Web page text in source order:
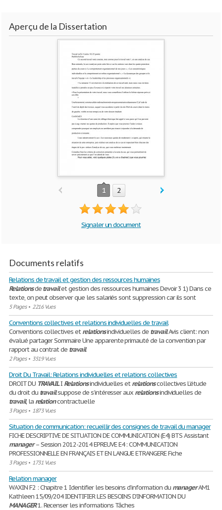
Aperçu de la Dissertation
1 2
Signaler un document
Documents relatifs
Relations de travail et gestion des ressources humaines
Relationsdetravailet gestion des ressources humaines Devoir 3 1) Dans ce
texte, on peut observer que les salariés sont suppression car ils sont
5 Pages• 2216 Vues
Conventions collectives et relations individuelles de travail
Conventions collectives etrelationsindividuelles de travailAvis client: non
évalué partager Sommaire Une apparente primauté de la convention par
rapport au contrat de travail
2 Pages• 3519 Vues
Droit Du Travail: Relations individuelles et relations collectives
DROIT DU TRAVAILI Relationsindividuelles etrelationscollectives L’étude
du droit dutravailsuppose de s’intéresser aux relationsindividuelles de
travail, la relationcontractuelle
3 Pages• 1873 Vues
Situation de communication: recueillir des consignes de travail du manager
FICHE DESCRIPTIVE DE SITUATION DE COMMUNICATION (E4) BTS Assistant
manager– Session 2012-2014 EPREUVE E4 : COMMUNICATION
PROFESSIONNELLE EN FRANÇAIS ET EN LANGUE ETRANGERE Fiche
3 Pages• 1731 Vues
Relation manager
WAXIN F2 : Chapitre 1 Identifier les besoins d’information dumanagerAM1
Kathleen 15/09/204 IDENTIFIER LES BESOINS D’INFORMATION DU
MANAGER1. Recenser les informations Tâches